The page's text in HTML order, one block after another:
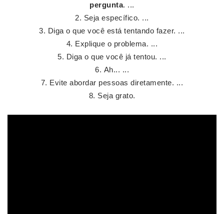
pergunta. ...
Seja específico. ...
Diga o que você está tentando fazer. ...
Explique o problema. ...
Diga o que você já tentou. ...
Ah... ...
Evite abordar pessoas diretamente. ...
Seja grato.